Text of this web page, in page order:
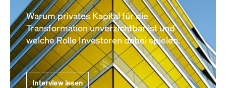
Warum privates Kapital für die
Transformation unverzichtbar ist und
welche Rolle Investoren dabei spielen.
Interview lesen